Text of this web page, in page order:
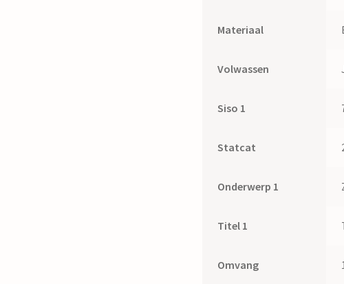
Materiaal
Volwassen
Siso 1
Statcat
Onderwerp 1
Titel 1
Omvang